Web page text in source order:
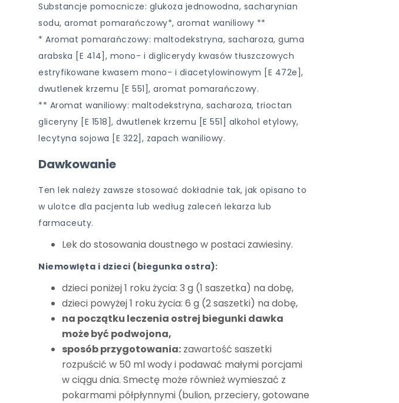
Substancje pomocnicze: glukoza jednowodna, sacharynian
sodu, aromat pomarańczowy*, aromat waniliowy **
* Aromat pomarańczowy: maltodekstryna, sacharoza, guma
arabska [E 414], mono- i diglicerydy kwasów tłuszczowych
estryfikowane kwasem mono- i diacetylowinowym [E 472e],
dwutlenek krzemu [E 551], aromat pomarańczowy.
** Aromat waniliowy: maltodekstryna, sacharoza, trioctan
gliceryny [E 1518], dwutlenek krzemu [E 551] alkohol etylowy,
lecytyna sojowa [E 322], zapach waniliowy.
Dawkowanie
Ten lek należy zawsze stosować dokładnie tak, jak opisano to
w ulotce dla pacjenta lub według zaleceń lekarza lub
farmaceuty.
Lek do stosowania doustnego w postaci zawiesiny.
Niemowlęta i dzieci (biegunka ostra):
dzieci poniżej 1 roku życia: 3 g (1 saszetka) na dobę,
dzieci powyżej 1 roku życia: 6 g (2 saszetki) na dobę,
na początku leczenia ostrej biegunki dawka
może być podwojona,
sposób przygotowania: zawartość saszetki
rozpuścić w 50 ml wody i podawać małymi porcjami
w ciągu dnia. Smectę może również wymieszać z
pokarmami półpłynnymi (bulion, przeciery, gotowane